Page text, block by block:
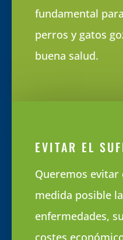
fundamental
perros y gatos
buena salud.
EVITAR EL
Queremos evitar
medida posible
enfermedades,
costes